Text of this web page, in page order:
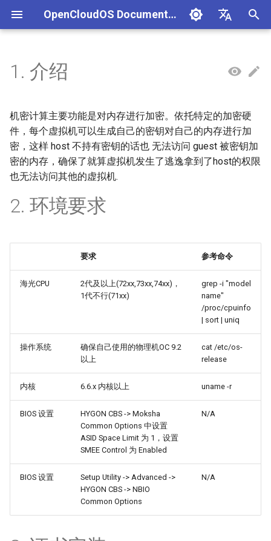
OpenCloudOS Documentation
English
化
搜
索
擎
组织架构
社区准则
社区SIG
镜像源地址
邮件列表
OpenCloudOS 版本介绍
OpenCloudOS v8.8发行说明
OpenCloudOS v8.6发行说明
OpenCloudOS v9.0发行说明
OpenCloudOS v9.2发行说明
OpenCloudOS v9.6发行说明
OpenCloudOS Stream 发行
OCS23 Loongarch64 版本
行说明
快速入门
基础配置
系统管理
内核更新
系统状态监控
逻辑卷管理
可用的存储选项
网络管理
使用Anaconda_ISO镜像安装
使用虚拟机镜像安装
使用容器镜像安装
桌面安装
系统引导管理
plymouth(系统启动动画)
本地化管理
用户管理
软件包管理
日志管理
系统和服务管理
dbus机制和使用
udev机制和使用
网络配置指南
网络诊断指南
OpenSSH使用指南
DHCP服务配置指南
NTP配置指南
磁盘和分区管理
文件系统管理
逻辑卷管理
RAID 管理
网络存储管理
GCC开发指南
LLVM/Clang
GO开发指南
RUST开发指南
Python开发指南
dotnet开发指南
QT开发指南
kdump/crash
用户态coredump
ftrace
导入镜像到阿里云
MySQL服务器搭建指南
MariaDB服务器搭建指南
PostgreSQL服务器搭建指南
SQLite使用指南
HA(PCS)部署文档
MariaDB集群部署搭建指南
AI镜像概述
AI镜像列表
AI应用实践
SGLang大模型部署指南
PyTorch大模型部署指南
TensorRT-LLM大模型部署
Transformers+Deepspeed
模型部署指南
Youtu-agent大模型部署指
WeKnora大模型部署指南
Browser-use部署指南
GPU部署实践 AMD环境
海光环境
生态认证流程
软件兼容性测试指标
硬件兼容性测试指标
认证兼容列表
商业软件兼容列表
开源软件兼容列表
适配FAQ
CentOS停服背景与应对方案
CentOS8迁移到
OpenCloudOS8
CentOS7迁移到
OpenCloudOS8
CentOS7迁移到
OpenCloudOS7
OpenCloudOS8升级
迁移与升级常见问题FAQ
安全事件处置说明
镜像签名验证指南
漏洞数据API文档
一、项目管理
二、用例管理 提取用例
导入用例
三、执行环境
新增集群
四、任务管理
执行任务
贡献须知
如何参与文档贡献 文档库格式手册
如何参与代码贡献
OpenCloudOS
内核开发指南
1. 介绍
机密计算主要功能是对内存进行加密。依托特定的加密硬
件，每个虚拟机可以生成自己的密钥对自己的内存进行加
密，这样 host 不持有密钥的话也 无法访问 guest 被密钥加
密的内存，确保了就算虚拟机发生了逃逸拿到了host的权限
也无法访问其他的虚拟机.
2. 环境要求
要求 参考命令
海光CPU
2代及以上(72xx,73xx,74xx)，
1代不行(71xx)
grep -i "model
name"
/proc/cpuinfo
| sort | uniq
操作系统
确保自己使用的物理机OC 9.2
以上
cat /etc/os-
release
内核 6.6.x 内核以上 uname -r
BIOS 设置
HYGON CBS -> Moksha
Common Options 中设置
ASID Space Limit 为 1，设置
SMEE Control 为 Enabled
N/A
BIOS 设置
Setup Utility -> Advanced ->
HYGON CBS -> NBIO
Common Options
N/A